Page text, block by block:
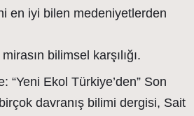
en iyi bilen medeniyetlerden
bilimsel karşılığı.
“Yeni Ekol Türkiye’den” Son
davranış bilimi dergisi, Sait